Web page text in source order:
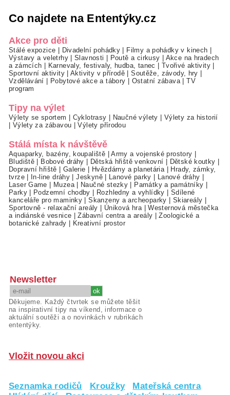
Co najdete na Ententýky.cz
Akce pro děti
Stálé expozice Divadelní pohádky Filmy a pohádky v kinech
Výstavy a veletrhy|Slavnosti Poutě a cirkusy
Akce na hradech
a zámcích
Karnevaly, festivaly, hudba, tanec Tvořivé aktivity
Sportovní aktivity|Aktivity v přírodě |Soutěže, závody, hry
Vzdělávání
Pobytové akce a tábory Ostatní zábava |TV
program
Tipy na výlet
Výlety se sportem Cyklotrasy Naučné výlety
Výlety za historií
Výlety za zábavou |Výlety přírodou
Stálá místa k návštěvě
Aquaparky, bazény, koupaliště |Army a vojenské prostory
Bludiště
Bobové dráhy Dětská hřiště venkovní Dětské koutky
Dopravní hřiště
Galerie Hvězdárny a planetária
Hrady, zámky,
tvrze| In-line dráhy |Jeskyně| Lanové parky Lanové dráhy
Laser Game
Muzea| Naučné stezky Památky a památníky
Parky| Podzemní chodby Rozhledny a vyhlídky
Sdílené
kanceláře pro maminky |Skanzeny a archeoparky Skiareály
Sportovně - relaxační areály
Úniková hra |Westernová městečka
a indiánské vesnice |Zábavní centra a areály |Zoologické a
botanické zahrady
Kreativní prostor
Newsletter
Děkujeme. Každý čtvrtek se můžete těšit
na inspirativní tipy na víkend, informace o
aktuální soutěži a o novinkách v rubrikách
ententýky.
Vložit novou akci
Seznamka rodičů Kroužky
Mateřská centra